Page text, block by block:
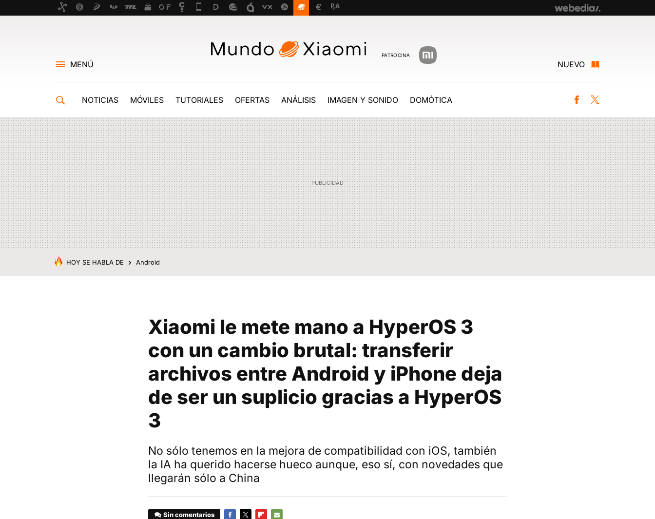
PATROCINA
MENÚ NUEVO
NOTICIAS MÓVILES TUTORIALES OFERTAS ANÁLISIS IMAGEN Y SONIDO DOMÓTICA Facebook
HOY SE HABLA DE Android
Xiaomi le mete mano a HyperOS 3
con un cambio brutal: transferir
archivos entre Android y iPhone deja
de ser un suplicio gracias a HyperOS
3
No sólo tenemos en la mejora de compatibilidad con iOS, también
la IA ha querido hacerse hueco aunque, eso sí, con novedades que
llegarán sólo a China
Sin comentarios